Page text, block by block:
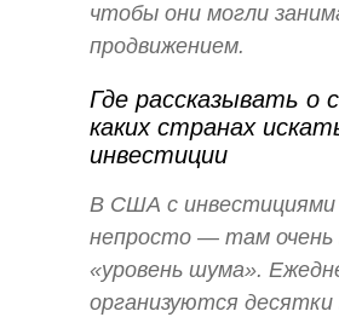
чтобы они могли
продвижением.
Где рассказывать о
каких странах
инвестиции
В США с инвестициями
непросто — там очень
«уровень шума».
организуются десятки